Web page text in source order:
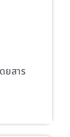
ยสาร